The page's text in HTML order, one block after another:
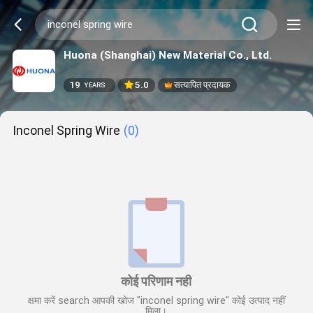
Huona (Shanghai) New Material Co., Ltd.
19 YEARS 5.0 सत्यापित प्रदायक
Inconel Spring Wire (0)
कोई परिणाम नही
क्षमा करें search आपकी खोज "inconel spring wire" कोई उत्पाद नहीं